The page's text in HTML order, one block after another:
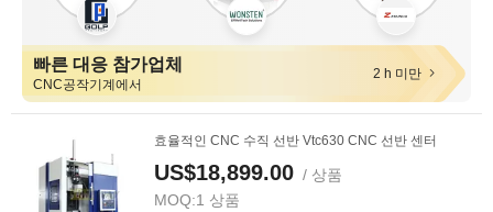
빠른 대응 참가업체
CNC공작기계에서
2 h 미만
효율적인 CNC 수직 선반 Vtc630 CNC 선반 센터
US$18,899.00 / 상품
MOQ:1 상품